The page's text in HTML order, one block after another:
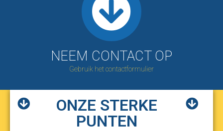
NEEM CONTACT OP
Gebruik het contactformulier
ONZE STERKE
PUNTEN